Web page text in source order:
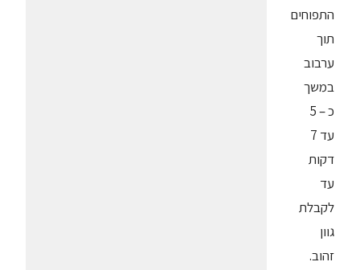
התפוחים
תוך
ערבוב
במשך
כ – 5
עד 7
דקות
עד
לקבלת
גוון
זהוב.